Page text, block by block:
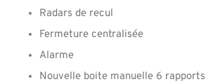
Radars de recul
Fermeture centralisée
Alarme
Nouvelle boite manuelle 6 rapports